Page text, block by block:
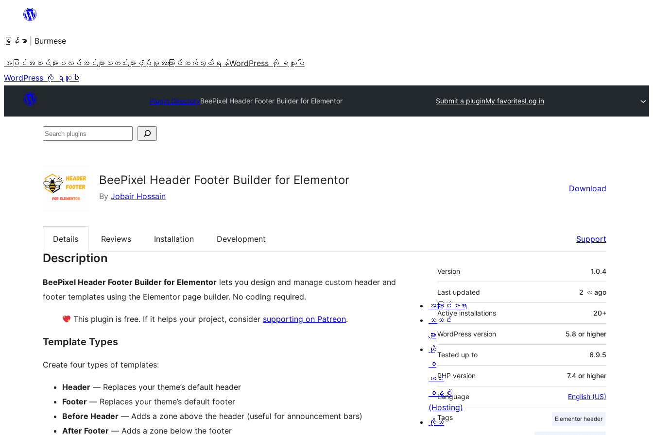
အကြောင်းအရာ
ကျော်သွား
ရန်
မြန်မာ | Burmese
အပြင်အဆင်များ ပလပ်အင်များ သတင်းများ ပံ့ပိုးမှု အကြောင်း ဆက်သွယ်ရန်WordPress ကို ရယူပါ
WordPress ကို ရယူပါ
Plugin DirectoryBeePixel Header Footer Builder for Elementor Submit a pluginMy favoritesLog in
Search
BeePixel Header Footer Builder for Elementor
By Jobair Hossain
Download
Details Reviews Installation Development Support
Description
BeePixel Header Footer Builder for Elementor lets you design and manage custom header and
footer templates using the Elementor page builder. No coding required.
This plugin is free. If it helps your project, consider supporting on Patreon.
Template Types
Create four types of templates:
Header — Replaces your theme’s default header
Footer — Replaces your theme’s default footer
Before Header — Adds a zone above the header (useful for announcement bars)
After Footer — Adds a zone below the footer
Meta
Version 1.0.4
Last updated 2 လ ago
Active installations 20+
WordPress version 5.8 or higher
Tested up to 6.9.5
PHP version 7.4 or higher
Language English (US)
Tags Elementor header
အကြောင်းအရာ
သတင်း
များ
ဟို့
စ
တင်း
စနစ်
(Hosting)
ကိုယ်